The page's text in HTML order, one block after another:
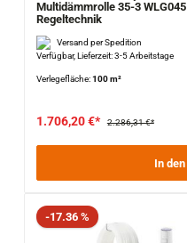
Multidämmrolle 35-3
Regeltechnik
Versand per Spedition
Verfügbar, Lieferzeit: 3-5 Arbeitstage
Verlegefläche:100 m²
1.706,20 €* 2.286,31 €*
In
Rabatt
-17.36 %